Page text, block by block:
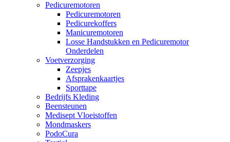
Pedicuremotoren
Pedicuremotoren
Pedicurekoffers
Manicuremotoren
Losse Handstukken en Pedicuremotor
Onderdelen
Voetverzorging
Zeepjes
Afsprakenkaartjes
Sporttape
Bedrijfs Kleding
Beensteunen
Medisept Vloeistoffen
Mondmaskers
PodoCura